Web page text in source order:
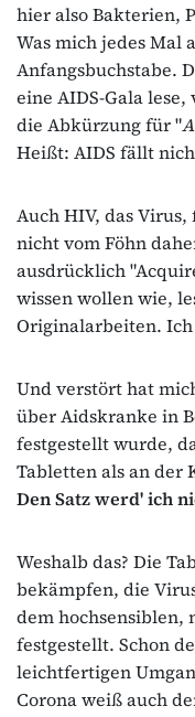
hier also Bakterien,
Was mich jedes Mal
Anfangsbuchstabe.
eine AIDS-Gala
die Abkürzung für "
Heißt: AIDS fällt
Auch HIV, das
nicht vom Föhn
ausdrücklich
wissen wollen wie,
Originalarbeiten. Ich
Und verstört hat
über Aidskranke in
festgestellt wurde,
Tabletten als an der
Den Satz werd' ich
Weshalb das? Die
bekämpfen, die
dem hochsensiblen,
festgestellt. Schon
leichtfertigen
Corona weiß auch